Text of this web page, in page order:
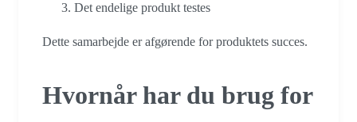
Det endelige produkt testes
Dette samarbejde er afgørende for produktets succes.
Hvornår har du brug for